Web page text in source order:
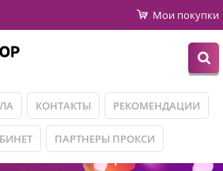
Мои покупки
КОНТАКТЫ РЕКОМЕНДАЦИИ
ПАРТНЕРЫ ПРОКСИ